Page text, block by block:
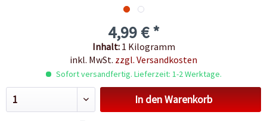
4,99 € *
Inhalt: 1 Kilogramm
inkl. MwSt. zzgl. Versandkosten
Sofort versandfertig. Lieferzeit: 1-2 Werktage.
In denWarenkorb